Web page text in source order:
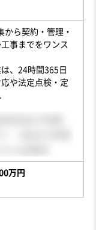
から契約・管理・
事までをワンス
、24時間365日
や法定点検・定
万円